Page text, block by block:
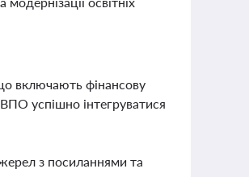
включають фінансову
успішно інтегруватися
з посиланнями та